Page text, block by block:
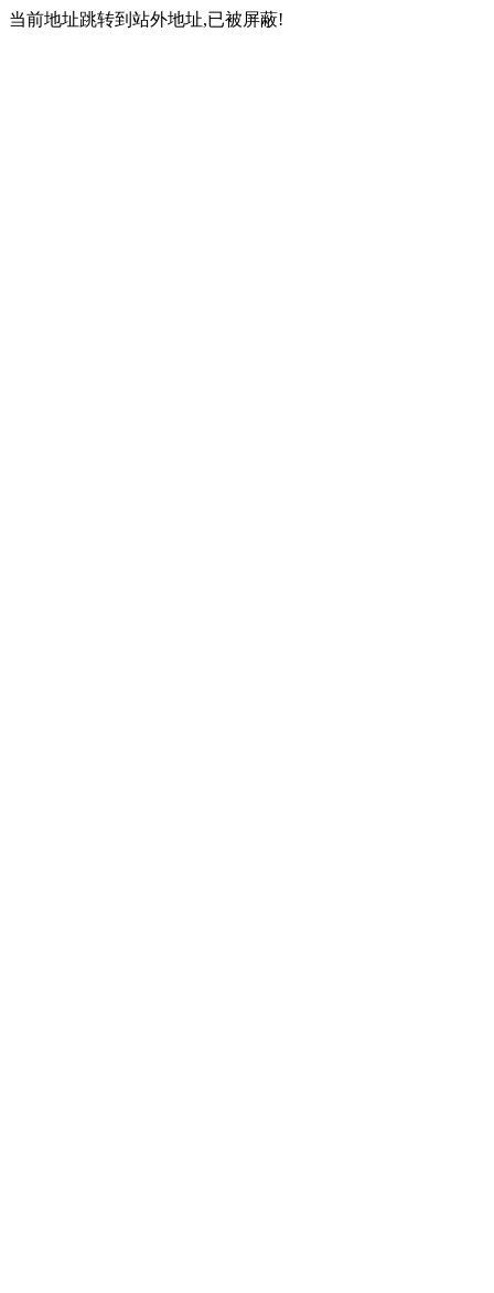
当前地址跳转到站外地址,已被屏蔽!